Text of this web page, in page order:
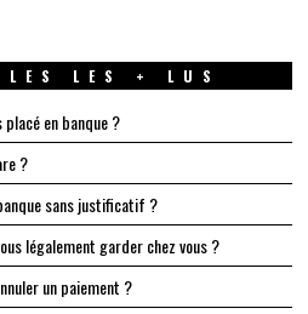
LES + LUS
en banque ?
?
sans justificatif ?
légalement garder chez vous ?
un paiement ?